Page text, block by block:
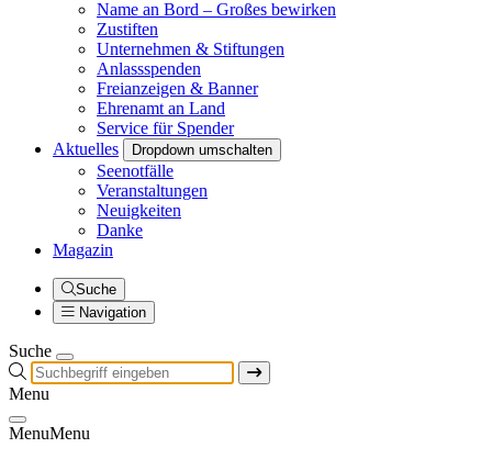
Name an Bord – Großes bewirken
Zustiften
Unternehmen & Stiftungen
Anlassspenden
Freianzeigen & Banner
Ehrenamt an Land
Service für Spender
Aktuelles
Dropdown umschalten
Seenotfälle
Veranstaltungen
Neuigkeiten
Danke
Magazin
Suche
Navigation
Suche
Menu
MenuMenu